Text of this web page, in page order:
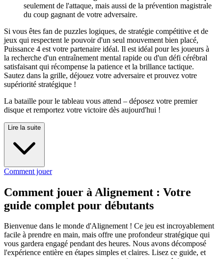
seulement de l'attaque, mais aussi de la prévention magistrale
du coup gagnant de votre adversaire.
Si vous êtes fan de puzzles logiques, de stratégie compétitive et de
jeux qui respectent le pouvoir d'un seul mouvement bien placé,
Puissance 4 est votre partenaire idéal. Il est idéal pour les joueurs à
la recherche d'un entraînement mental rapide ou d'un défi cérébral
satisfaisant qui récompense la patience et la brillance tactique.
Sautez dans la grille, déjouez votre adversaire et prouvez votre
supériorité stratégique !
La bataille pour le tableau vous attend – déposez votre premier
disque et remportez votre victoire dès aujourd'hui !
Lire la suite
Comment jouer
Comment jouer à Alignement : Votre
guide complet pour débutants
Bienvenue dans le monde d'Alignement ! Ce jeu est incroyablement
facile à prendre en main, mais offre une profondeur stratégique qui
vous gardera engagé pendant des heures. Nous avons décomposé
l'expérience entière en étapes simples et claires. Lisez ce guide, et